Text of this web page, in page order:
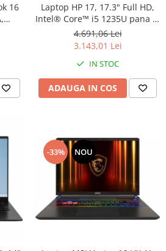
16
1
Laptop HP 17, 17.3" Full HD,
Intel® Core™ i5 1235U pana la
4.4 GHz, 8 GB RAM DDR4
3200, 512 GB SSD, Intel Iris Xᵉ
Graphics, Windows 11 Home,
Natural Silver
4.691,06 Lei
3.143,01 Lei
IN STOC
ADAUGA IN COS
-33% NOU